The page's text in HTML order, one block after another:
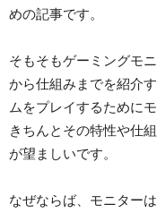
めの記事です。
そもそもゲーミングモ
から仕組みまでを紹介
ムをプレイするために
きちんとその特性や仕
が望ましいです。
なぜならば、モニター